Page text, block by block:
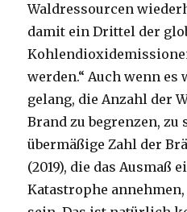
Waldressourcen
damit ein Drittel der
werden.“ Auch wenn
gelang, die Anzahl der
Brand zu begrenzen, zu
übermäßige Zahl der
(2019), die das Ausmaß
Katastrophe